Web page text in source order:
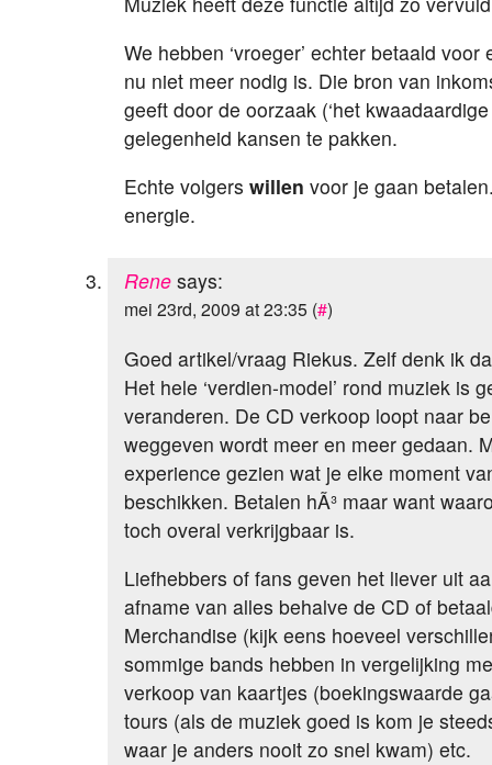
We hebben ‘vroeger’ echter betaald
nu niet meer nodig is. Die bron van
geeft door de oorzaak (‘het
gelegenheid kansen te pakken.
Echte volgers willen voor je gaan
energie.
Rene says:
mei 23rd, 2009 at 23:35 (#)
Goed artikel/vraag Riekus. Zelf denk ik
Het hele ‘verdien-model’ rond muziek is
veranderen. De CD verkoop loopt naar
weggeven wordt meer en meer gedaan.
experience gezien wat je elke moment
beschikken. Betalen hÃ³ maar want
toch overal verkrijgbaar is.
Liefhebbers of fans geven het liever uit
afname van alles behalve de CD of
Merchandise (kijk eens hoeveel
sommige bands hebben in vergelijking
verkoop van kaartjes (boekingswaarde
tours (als de muziek goed is kom je
waar je anders nooit zo snel kwam) etc.